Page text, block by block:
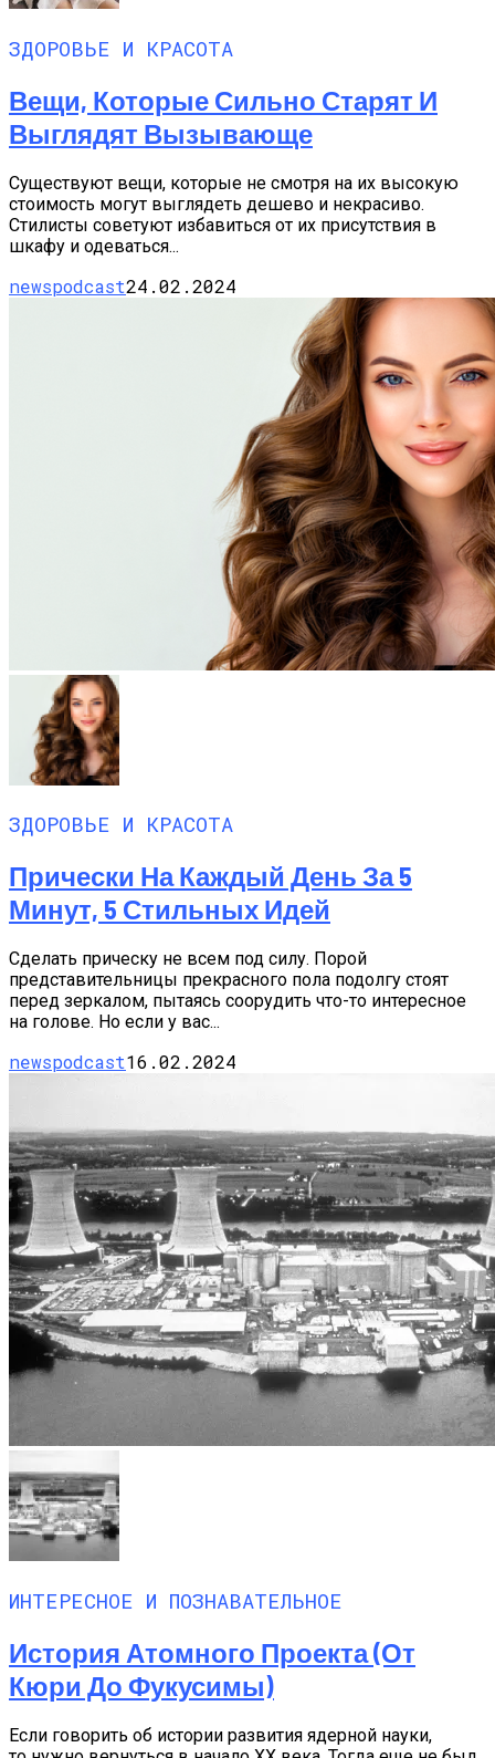
ЗДОРОВЬЕ И КРАСОТА
Вещи, Которые Сильно Старят И
Выглядят Вызывающе
Существуют вещи, которые не смотря на их высокую
стоимость могут выглядеть дешево и некрасиво.
Стилисты советуют избавиться от их присутствия в
шкафу и одеваться...
newspodcast24.02.2024
ЗДОРОВЬЕ И КРАСОТА
Прически На Каждый День За 5
Минут, 5 Стильных Идей
Сделать прическу не всем под силу. Порой
представительницы прекрасного пола подолгу стоят
перед зеркалом, пытаясь соорудить что-то интересное
на голове. Но если у вас...
newspodcast16.02.2024
ИНТЕРЕСНОЕ И ПОЗНАВАТЕЛЬНОЕ
История Атомного Проекта (от
Кюри До Фукусимы)
Если говорить об истории развития ядерной науки,